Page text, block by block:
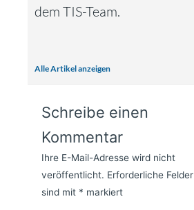
dem TIS-Team.
Alle Artikel anzeigen
Schreibe einen
Kommentar
Ihre E-Mail-Adresse wird nicht
veröffentlicht. Erforderliche Felder
sind mit * markiert